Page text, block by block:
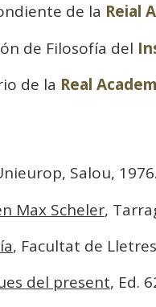
de la Reial
de Filosofía del
de la Real
Salou, 1976.
Max Scheler,
, Facultat de
del present, Ed.